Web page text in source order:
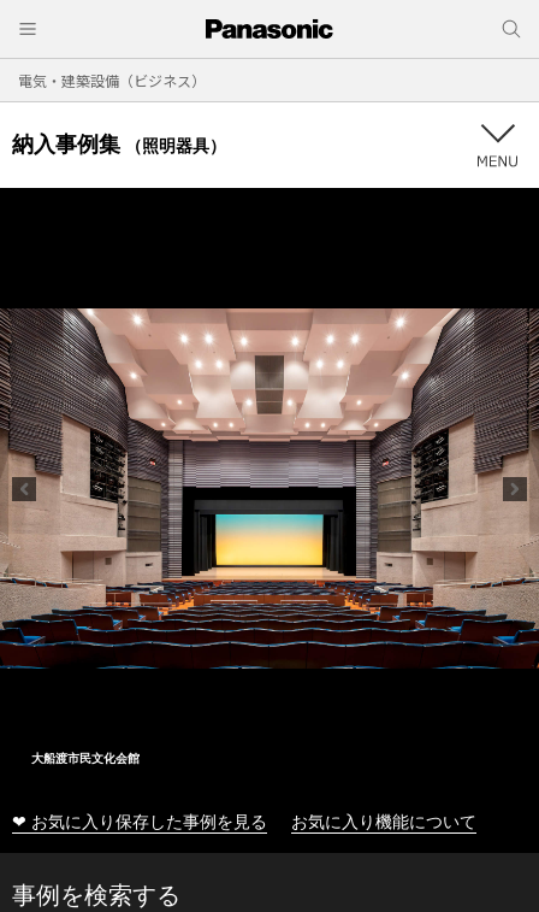
電気・建築設備（ビジネス）
納入事例集 （照明器具）
大船渡市民文化会館
❤ お気に入り保存した事例を見る お気に入り機能について
事例を検索する